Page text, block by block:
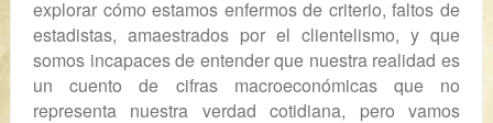
explorar cómo estamos enfermos de criterio, faltos de
estadistas, amaestrados por el clientelismo, y que
somos incapaces de entender que nuestra realidad es
un cuento de cifras macroeconómicas que no
representa nuestra verdad cotidiana, pero vamos